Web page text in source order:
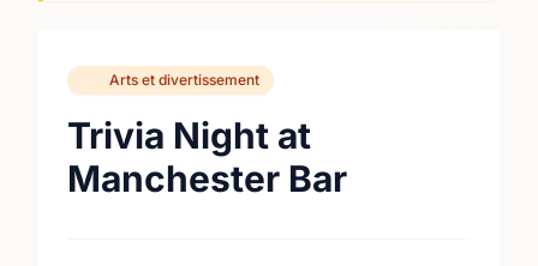
Arts et divertissement
Trivia Night at
Manchester Bar